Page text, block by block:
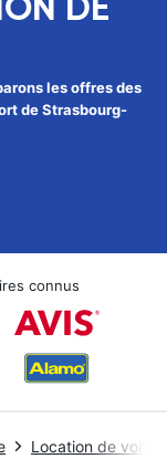
les offres des
de Strasbourg-
connus
Location de